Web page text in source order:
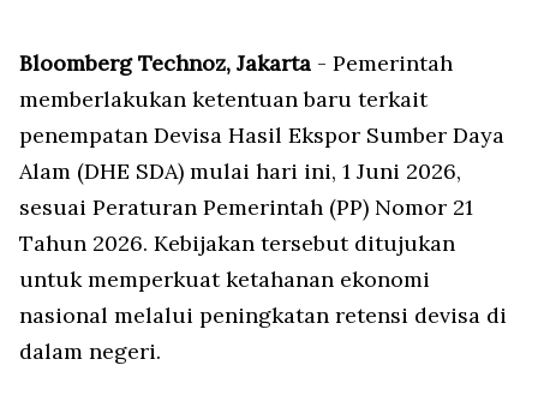
Bloomberg Technoz, Jakarta - Pemerintah
memberlakukan ketentuan baru terkait
penempatan Devisa Hasil Ekspor Sumber Daya
Alam (DHE SDA) mulai hari ini, 1 Juni 2026,
sesuai Peraturan Pemerintah (PP) Nomor 21
Tahun 2026. Kebijakan tersebut ditujukan
untuk memperkuat ketahanan ekonomi
nasional melalui peningkatan retensi devisa di
dalam negeri.